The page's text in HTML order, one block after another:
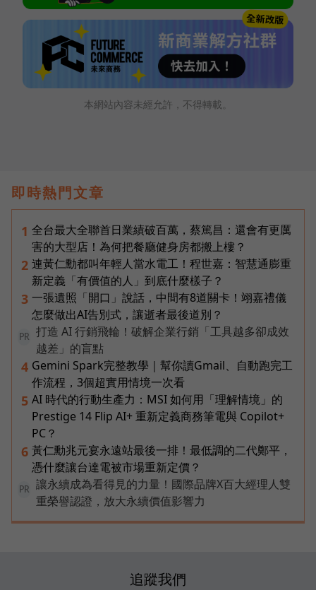
本網站內容未經允許，不得轉載。
即時熱門文章
1 全台最大全聯首日業績破百萬，蔡篤昌：還會有更厲
害的大型店！為何把餐廳健身房都搬上樓？
2 連黃仁勳都叫年輕人當水電工！程世嘉：智慧通膨重
新定義「有價值的人」到底什麼樣子？
3 一張遺照「開口」說話，中間有8道關卡！翊嘉禮儀
怎麼做出AI告別式，讓逝者最後道別？
PR
打造 AI 行銷飛輪！破解企業行銷「工具越多卻成效
越差」的盲點
4 Gemini Spark完整教學｜幫你讀Gmail、自動跑完工
作流程，3個超實用情境一次看
5 AI 時代的行動生產力：MSI 如何用「理解情境」的
Prestige 14 Flip AI+ 重新定義商務筆電與 Copilot+
PC？
6 黃仁勳兆元宴永遠站最後一排！最低調的二代鄭平，
憑什麼讓台達電被市場重新定價？
PR
讓永續成為看得見的力量！國際品牌X百大經理人雙
重榮譽認證，放大永續價值影響力
追蹤我們